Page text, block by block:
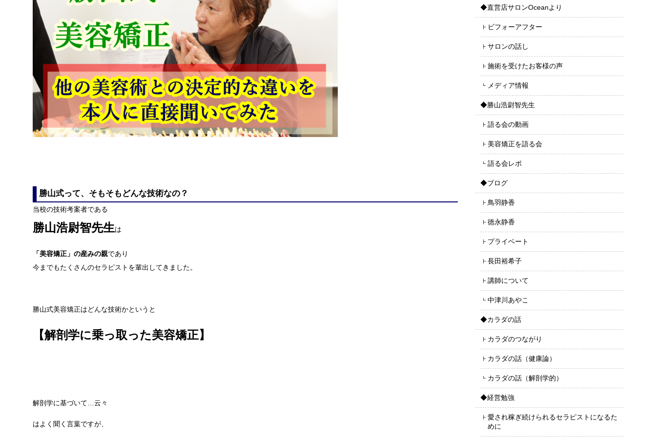
勝山式って、そもそもどんな技術なの？
当校の技術考案者である
勝山浩尉智先生は
「美容矯正」の産みの親であり
今までもたくさんのセラピストを輩出してきました。
勝山式美容矯正はどんな技術かというと
【解剖学に乗っ取った美容矯正】
解剖学に基づいて…云々
はよく聞く言葉ですが、
◆直営店サロンOceanより
ビフォーアフター
サロンの話し
施術を受けたお客様の声
メディア情報
◆勝山浩尉智先生
語る会の動画
美容矯正を語る会
語る会レポ
◆ブログ
鳥羽静香
徳永静香
プライベート
長田裕希子
講師について
中津川あやこ
◆カラダの話
カラダのつながり
カラダの話（健康論）
カラダの話（解剖学的）
◆経営勉強
愛され稼ぎ続けられるセラピストになるた
めに